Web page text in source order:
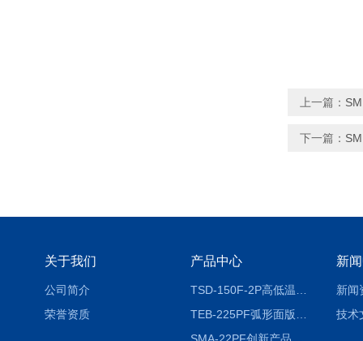
上一篇：
下一篇：
关于我们
公司简介
荣誉资质
产品中心 新
新闻
技术